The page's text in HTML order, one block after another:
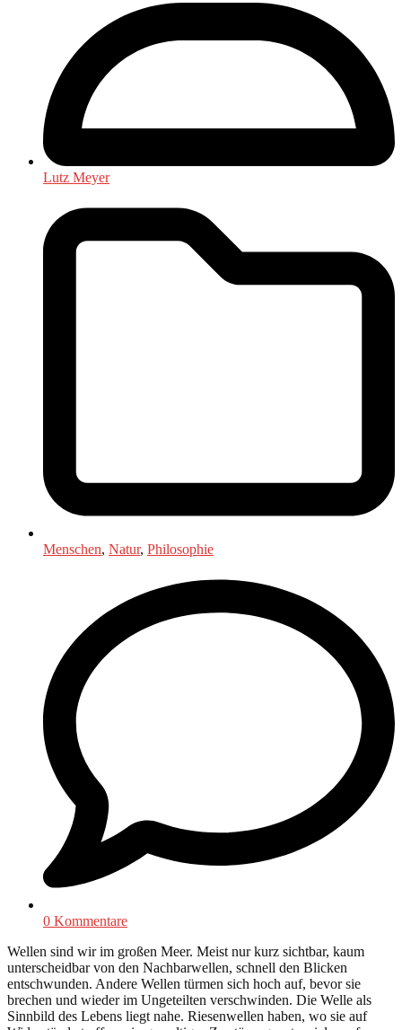
Lutz Meyer
Menschen, Natur, Philosophie
0 Kommentare
Wellen sind wir im großen Meer. Meist nur kurz sichtbar, kaum
unterscheidbar von den Nachbarwellen, schnell den Blicken
entschwunden. Andere Wellen türmen sich hoch auf, bevor sie
brechen und wieder im Ungeteilten verschwinden. Die Welle als
Sinnbild des Lebens liegt nahe. Riesenwellen haben, wo sie auf